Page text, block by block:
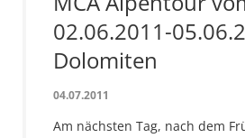
02.06.2011-
Dolomiten
04.07.2011
Am nächsten Tag, nach dem